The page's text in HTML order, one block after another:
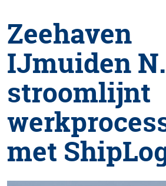
Zeehaven
IJmuiden
stroomlijnt
met